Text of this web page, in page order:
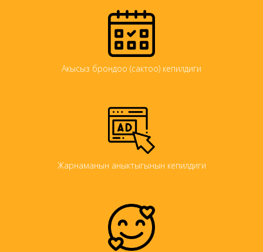
Акысыз брондоо (сактоо) кепилдиги
Жарнаманын аныктыгынын кепилдиги